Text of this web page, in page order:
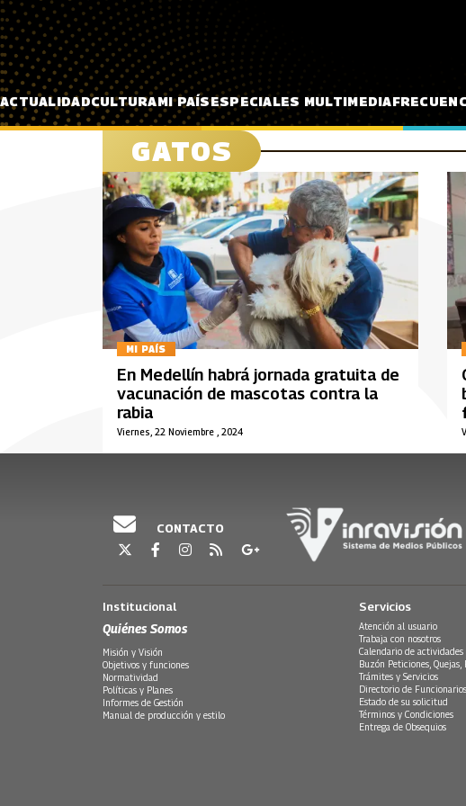
Pasar al contenido principal
ACTUALIDADCULTURAMI PAÍSESPECIALES MULTIMEDIA
GATOS
MI PAÍS
Viernes, 22 Noviembre , 2024
En Medellín habrá jornada gratuita de
vacunación de mascotas contra la
rabia
CONTACTO
Institucional
Quiénes Somos
Misión y Visión
Objetivos y funciones
Normatividad
Políticas y Planes
Informes de Gestión
Manual de producción y estilo
Servicios
Atención al usuario
Trabaja con nosotros
Calendario de actividades
Buzón Peticiones,
Trámites y Servicios
Directorio de Funcionarios
Estado de su solicitud
Términos y Condiciones
Entrega de Obsequios